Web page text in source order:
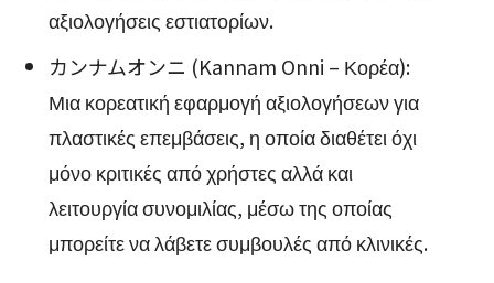
αξιολογήσεις εστιατορίων.
カンナムオンニ (Kannam Onni – Κορέα):
Μια κορεατική εφαρμογή αξιολογήσεων για
πλαστικές επεμβάσεις, η οποία διαθέτει όχι
μόνο κριτικές από χρήστες αλλά και
λειτουργία συνομιλίας, μέσω της οποίας
μπορείτε να λάβετε συμβουλές από κλινικές.